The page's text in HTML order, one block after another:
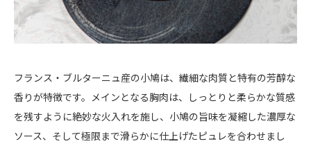
フランス・ブルターニュ産の小鳩は、繊細な肉質と特有の芳醇な
香りが特徴です。メインとなる胸肉は、しっとりと柔らかな質感
を残すように絶妙な火入れを施し、小鳩の旨味を凝縮した濃厚な
ソース、そして極限まで滑らかに仕上げたピュレを合わせまし